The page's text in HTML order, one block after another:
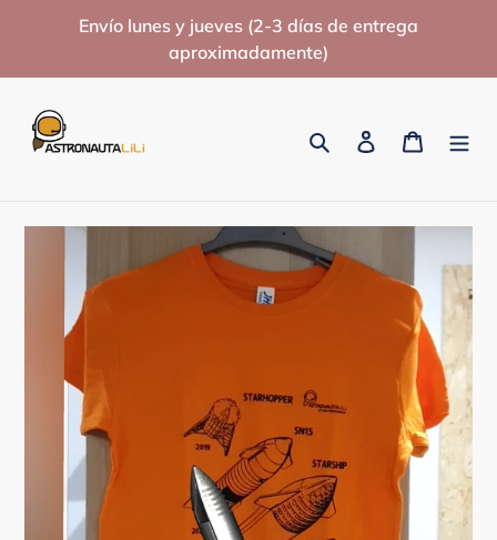
al
contenido
Envío lunes y jueves (2-3 días de entrega
aproximadamente)
Buscar IngresarCarrito